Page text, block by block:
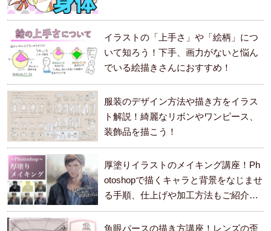
イラストの「上手さ」や「絵柄」につ
いて知ろう！下手、画力がないと悩ん
でいる絵描きさんにおすすめ！
服装のデザイン方法や描き方をイラス
ト解説！綺麗なリボンやワンピース、
装飾品を描こう！
厚塗りイラストのメイキング講座！Ph
otoshopで描くキャラと背景をなじませ
る手順、仕上げや加工方法もご紹介し
ます。
魚眼パースの描き方講座！レンズの歪